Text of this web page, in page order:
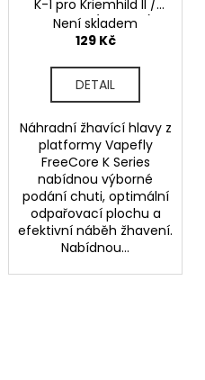
K-1 pro Kriemhild II /
Gunther (0,2ohm)
(1ks)
Není skladem
129 Kč
DETAIL
Náhradní žhavící hlavy z
platformy Vapefly
FreeCore K Series
nabídnou výborné
podání chuti, optimální
odpařovací plochu a
efektivní náběh žhavení.
Nabídnou...